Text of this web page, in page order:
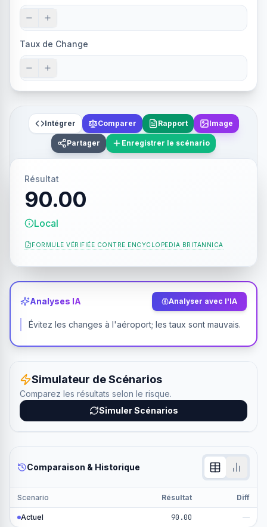
Taux de Change
Intégrer Comparer Rapport Image
Partager Enregistrer le scénario
Résultat
90.00
Local
FORMULE VÉRIFIÉE CONTRE ENCYCLOPEDIA BRITANNICA
Analyses IA Analyser avec l'IA
Évitez les changes à l'aéroport; les taux sont mauvais.
Simulateur de Scénarios
Comparez les résultats selon le risque.
Simuler Scénarios
Comparaison & Historique
Scenario Résultat Diff
Actuel 90.00 —